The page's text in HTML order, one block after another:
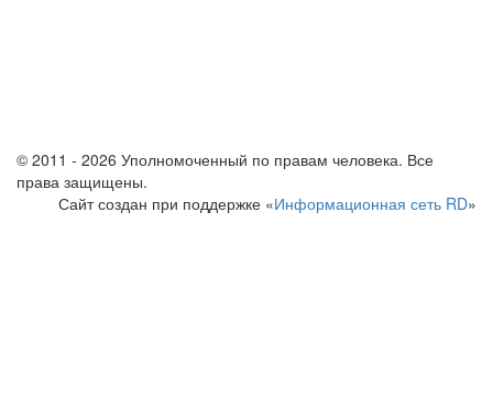
© 2011 - 2026 Уполномоченный по правам человека. Все
права защищены.
Сайт создан при поддержке «Информационная сеть RD»